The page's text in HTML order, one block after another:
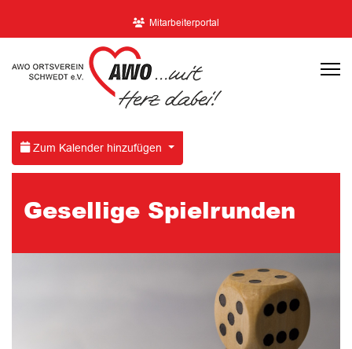
Mitarbeiterportal
Zum Kalender hinzufügen
Gesellige Spielrunden